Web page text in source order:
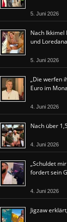
5. Juni 2026
Nach
und Loredana
5. Juni 2026
„Die werfen
Euro im
4. Juni 2026
Nach über
4. Juni 2026
„Schuldet
fordert sein
4. Juni 2026
Jigzaw